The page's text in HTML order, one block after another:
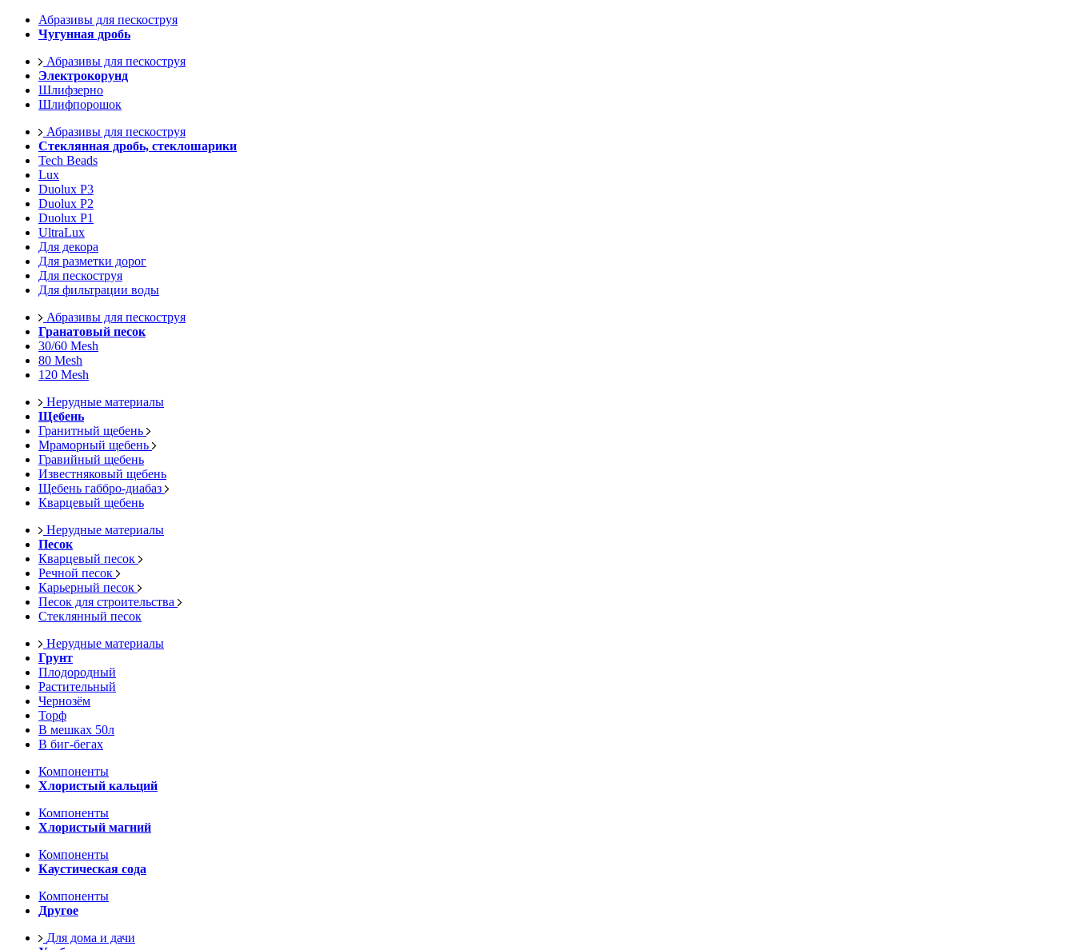
Абразивы для пескоструя
Чугунная дробь
Абразивы для пескоструя
Электрокорунд
Шлифзерно
Шлифпорошок
Абразивы для пескоструя
Стеклянная дробь, стеклошарики
Tech Beads
Lux
Duolux P3
Duolux P2
Duolux P1
UltraLux
Для декора
Для разметки дорог
Для пескоструя
Для фильтрации воды
Абразивы для пескоструя
Гранатовый песок
30/60 Mesh
80 Mesh
120 Mesh
Нерудные материалы
Щебень
Гранитный щебень
Мраморный щебень
Гравийный щебень
Известняковый щебень
Щебень габбро-диабаз
Кварцевый щебень
Нерудные материалы
Песок
Кварцевый песок
Речной песок
Карьерный песок
Песок для строительства
Стеклянный песок
Нерудные материалы
Грунт
Плодородный
Растительный
Чернозём
Торф
В мешках 50л
В биг-бегах
Компоненты
Хлористый кальций
Компоненты
Хлористый магний
Компоненты
Каустическая сода
Компоненты
Другое
Для дома и дачи